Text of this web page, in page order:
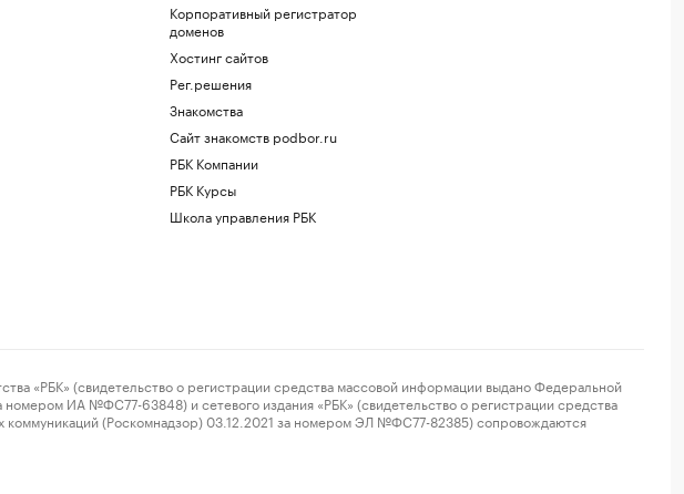
Корпоративный регистратор
доменов
Хостинг сайтов
Рег.решения
Знакомства
Сайт знакомств podbor.ru
РБК Компании
РБК Курсы
Школа управления РБК
(свидетельство о регистрации средства массовой информации выдано Федеральной
ИА №ФС77-63848) и сетевого издания «РБК» (свидетельство о регистрации средства
(Роскомнадзор) 03.12.2021 за номером ЭЛ №ФС77-82385) сопровождаются